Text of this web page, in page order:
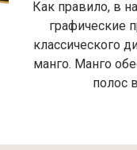
Как правило, в
графические
классического
манго. Манго
полос